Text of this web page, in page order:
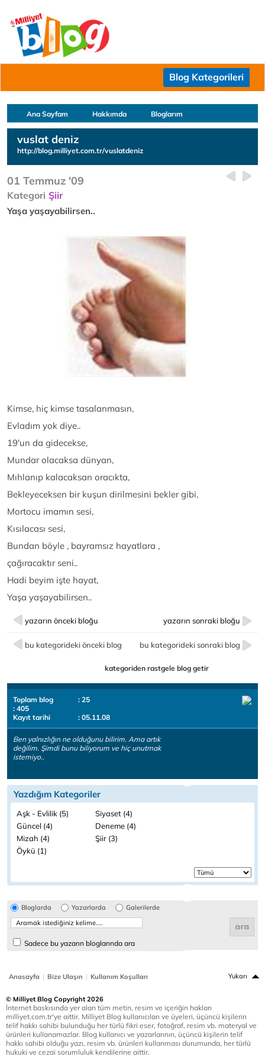
Blog Kategorileri
Ana Sayfam Hakkımda Bloglarım
vuslat deniz
http://blog.milliyet.com.tr/vuslatdeniz
01 Temmuz '09
Kategori Şiir
Yaşa yaşayabilirsen..
Kimse, hiç kimse tasalanmasın,
Evladım yok diye..
19'un da gidecekse,
Mundar olacaksa dünyan,
Mıhlanıp kalacaksan oracıkta,
Bekleyeceksen bir kuşun dirilmesini bekler gibi,
Mortocu imamın sesi,
Kısılacası sesi,
Bundan böyle , bayramsız hayatlara ,
çağıracaktır seni..
Hadi beyim işte hayat,
Yaşa yaşayabilirsen..
yazarın önceki bloğu yazarın sonraki bloğu
bu kategorideki önceki blog bu kategorideki sonraki blog
kategoriden rastgele blog getir
Toplam blog
: 25
: 405
Kayıt tarihi
: 05.11.08
Ben yalnızlığın ne olduğunu bilirim. Ama artık
değilim. Şimdi bunu biliyorum ve hiç unutmak
istemiyo..
Yazdığım Kategoriler
Aşk - Evlilik (5)
Siyaset (4)
Güncel (4)
Deneme (4)
Mizah (4)
Şiir (3)
Öykü (1)
Bloglarda Yazarlarda Galerilerde
Sadece bu yazarın bloglarında ara
Anasayfa | Bize Ulaşın | Kullanım Koşulları Yukarı
© Milliyet Blog Copyright 2026
İnternet baskısında yer alan tüm metin, resim ve içeriğin hakları
milliyet.com.tr'ye aittir. Milliyet Blog kullanıcıları ve üyeleri, üçüncü kişilerin
telif hakkı sahibi bulunduğu her türlü fikri eser, fotoğraf, resim vb. materyal ve
ürünleri kullanamazlar. Blog kullanıcı ve yazarlarının, üçüncü kişilerin telif
hakkı sahibi olduğu yazı, resim vb. ürünleri kullanması durumunda, her türlü
hukuki ve cezai sorumluluk kendilerine aittir.